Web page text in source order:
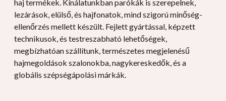
haj termékek. Kínálatunkban parókák is szerepelnek,
lezárások, elülső, és hajfonatok, mind szigorú minőség-
ellenőrzés mellett készült. Fejlett gyártással, képzett
technikusok, és testreszabható lehetőségek,
megbízhatóan szállítunk, természetes megjelenésű
hajmegoldások szalonokba, nagykereskedők, és a
globális szépségápolási márkák.